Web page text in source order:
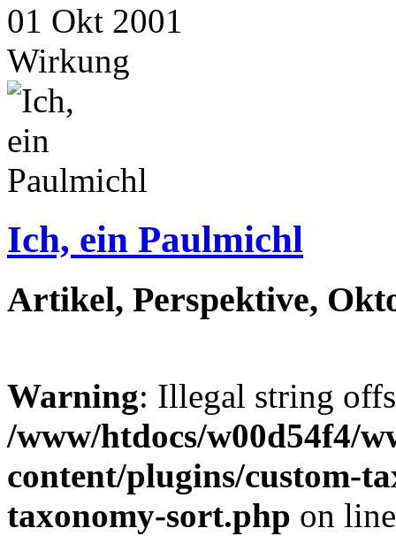
01 Okt 2001
Wirkung
Ich, ein Paulmichl
Artikel, Perspektive,
Warning: Illegal string
/www/htdocs/w00d54f4/
content/plugins/custom-
taxonomy-sort.php on